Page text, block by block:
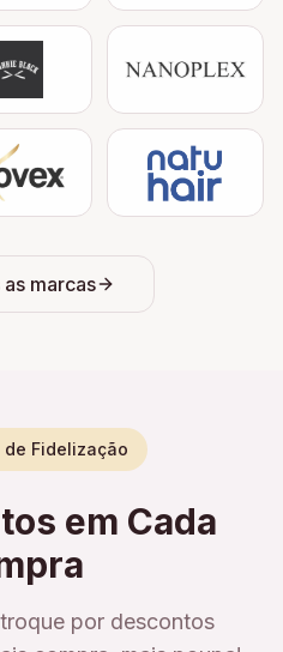
marcas
de Fidelização
em Cada
por descontos